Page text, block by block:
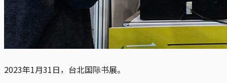
2023年1月31日，台北国际书展。